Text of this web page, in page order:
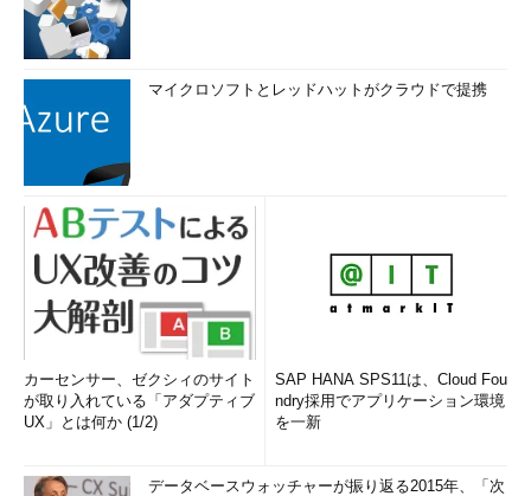
マイクロソフトとレッドハットがクラウドで提携
カーセンサー、ゼクシィのサイト
が取り入れている「アダプティブ
UX」とは何か (1/2)
SAP HANA SPS11は、Cloud Fou
ndry採用でアプリケーション環境
を一新
データベースウォッチャーが振り返る2015年、「次